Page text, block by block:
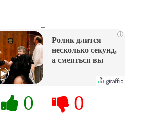
i
Ролик длится
несколько секунд,
а смеяться вы
0 0